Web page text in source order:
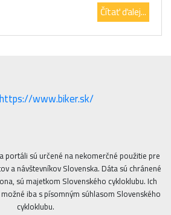
Čítať ďalej...
portáli sú určené na nekomerčné použitie pre
a návštevníkov Slovenska. Dáta sú chránené
sú majetkom Slovenského cykloklubu. Ich
iba s písomným súhlasom Slovenského
cykloklubu.